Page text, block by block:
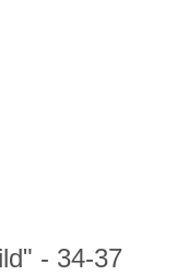
- 34-37